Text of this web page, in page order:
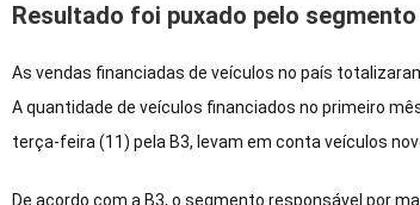
Resultado foi puxado pelo
As vendas financiadas de veículos no país
A quantidade de veículos financiados no primeiro
terça-feira (11) pela B3, levam em conta veículos
De acordo com a B3, o segmento responsável por